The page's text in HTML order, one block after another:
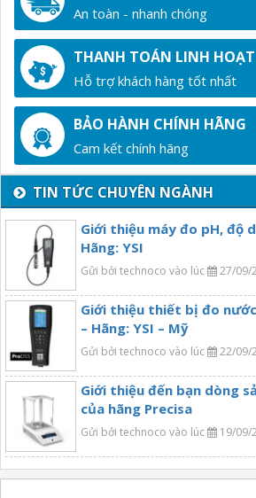
An toàn - nhanh chóng
THANH TOÁN LINH HOẠT
Hỗ trợ khách hàng tốt nhất
BẢO HÀNH CHÍNH HÃNG
Cam kết chính hãng
TIN TỨC CHUYÊN NGÀNH
Giới thiệu máy đo pH, độ
Hãng: YSI
Gửi bởi technoco vào lúc 27/09/
Giới thiệu thiết bị đo nước
– Hãng: YSI – Mỹ
Gửi bởi technoco vào lúc 22/09/
Giới thiệu đến bạn dòng
của hãng Precisa
Gửi bởi technoco vào lúc 19/09/